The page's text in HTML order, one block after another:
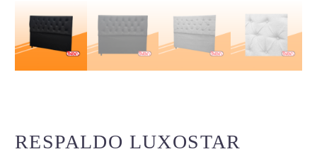
RESPALDO LUXOSTAR